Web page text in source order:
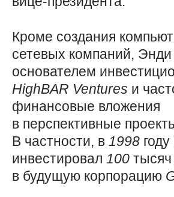
Кроме создания
сетевых компаний, Энди
основателем
HighBAR Ventures и
финансовые вложения
в перспективные
В частности, в 1998
инвестировал 100
в будущую корпорацию